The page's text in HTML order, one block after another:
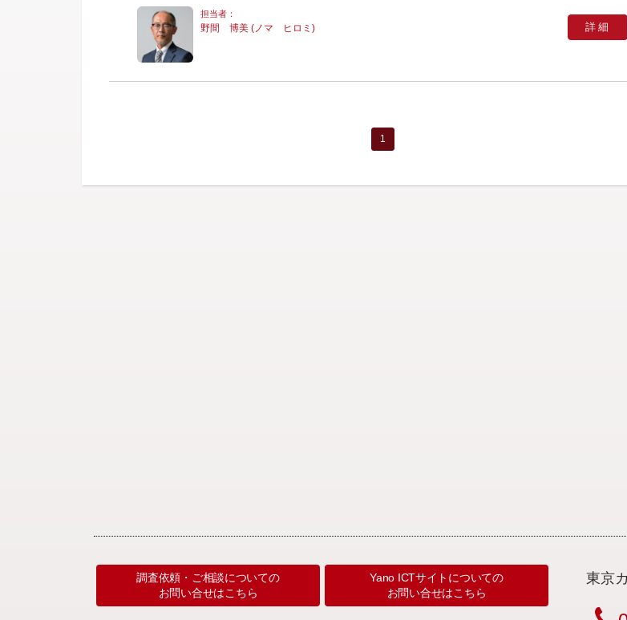
野間 博美 (ノマ ヒロミ) 詳細
1
調査依頼・ご相談についての
お問い合せはこちら
Yano ICTサイトについての
お問い合せはこちら
東京